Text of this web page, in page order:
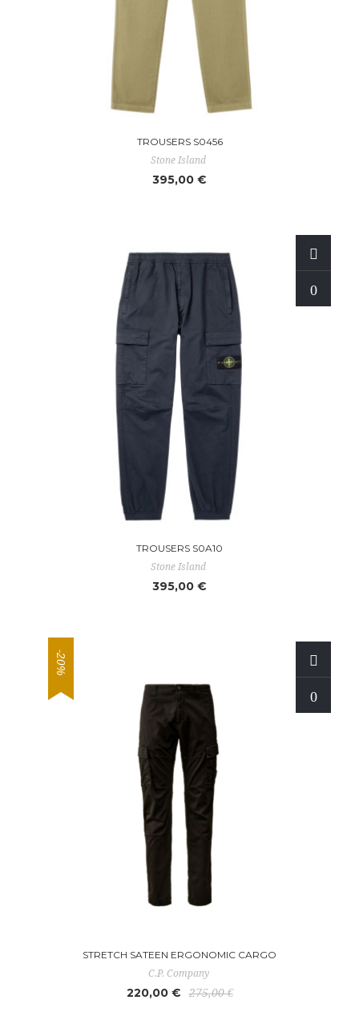
TROUSERS S0456
Stone Island
395,00 €
TROUSERS S0A10
Stone Island
395,00 €
-20%
STRETCH SATEEN ERGONOMIC CARGO
C.P. Company
220,00 € 275,00 €